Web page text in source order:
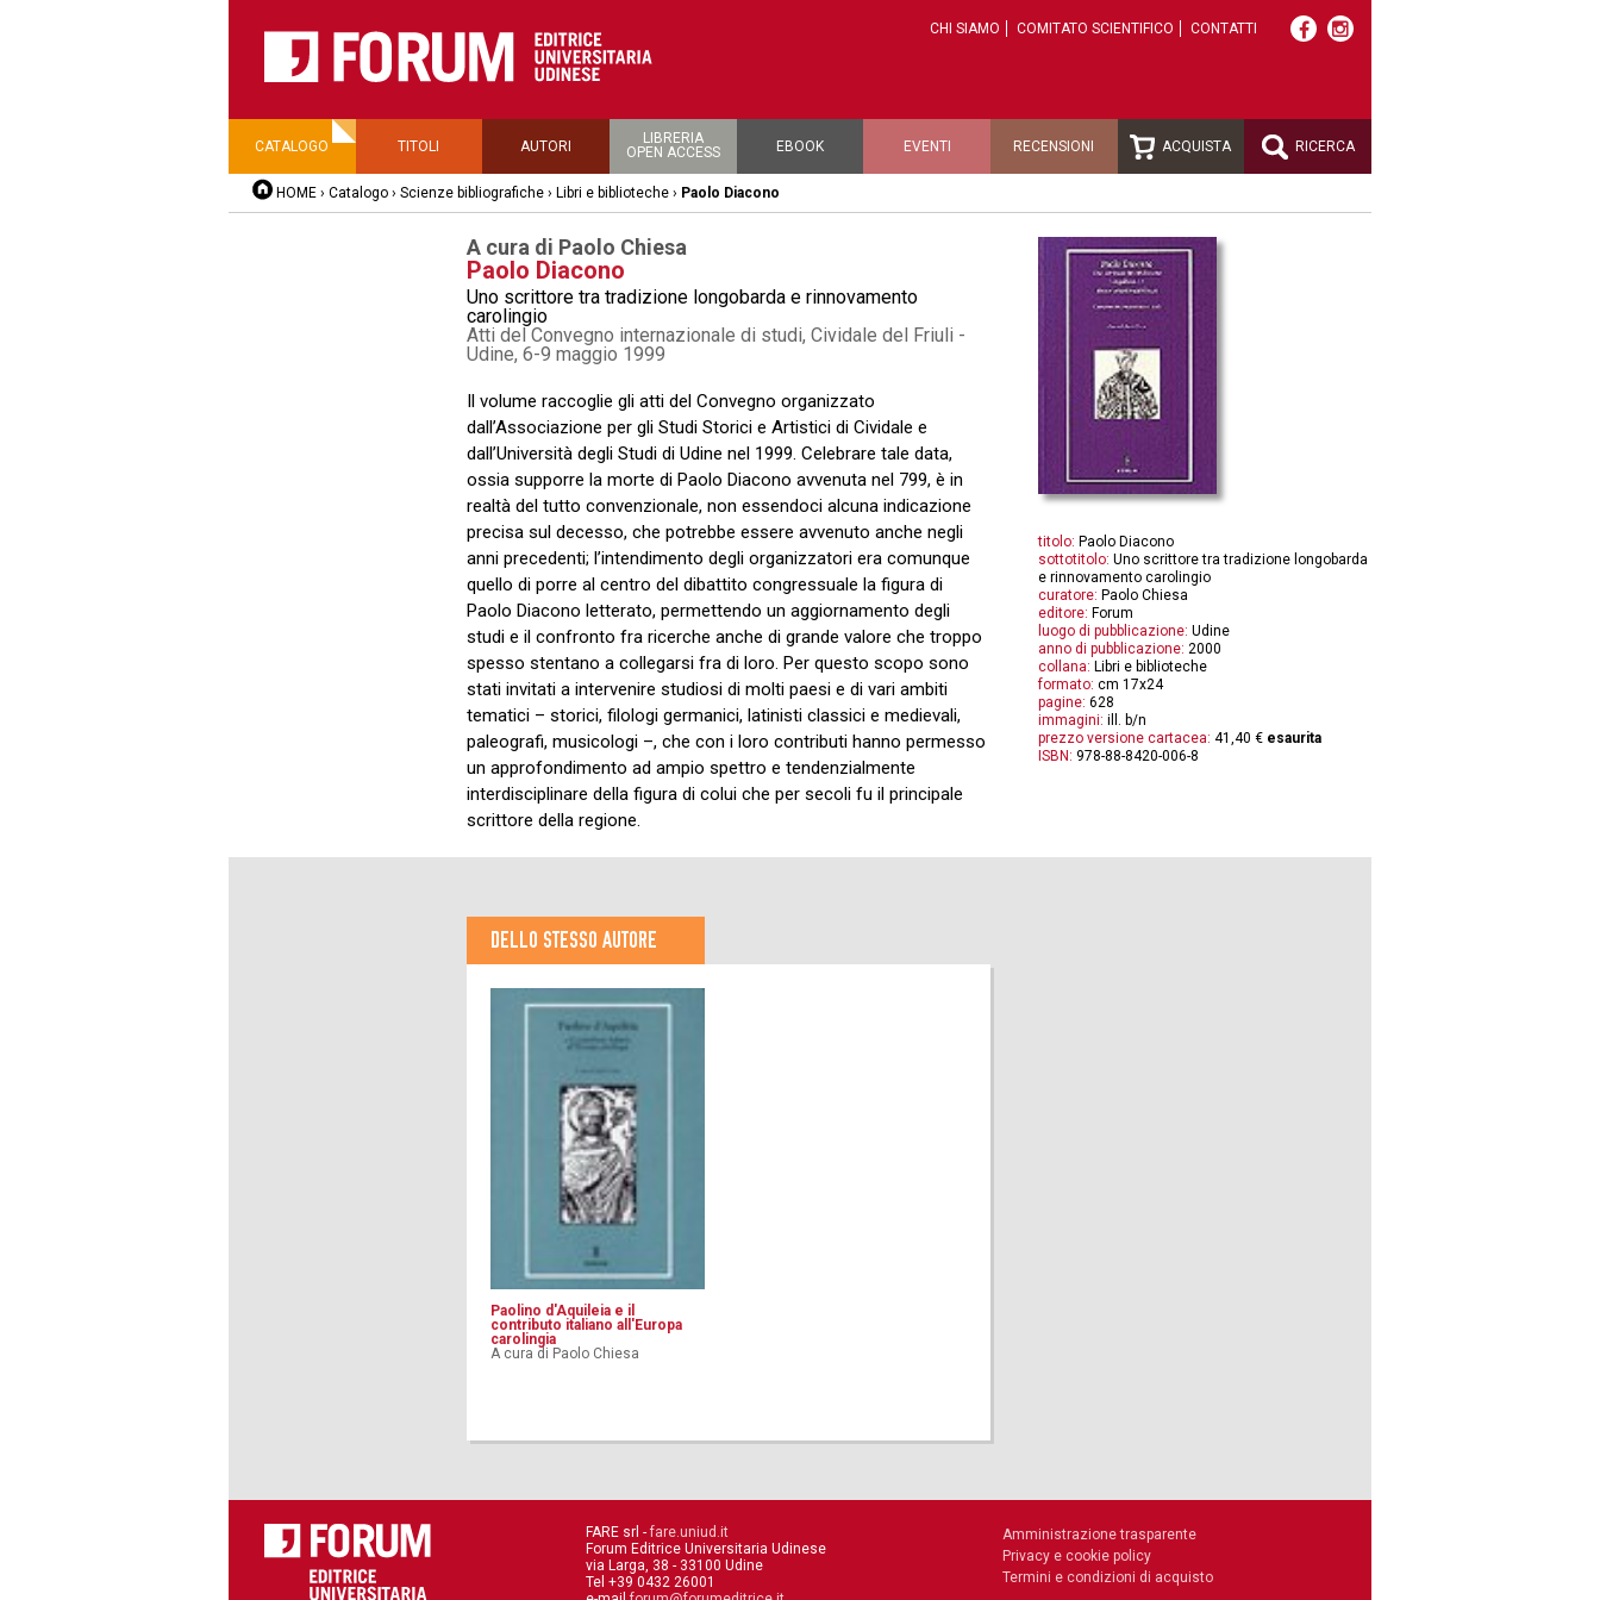
CHI SIAMO COMITATO SCIENTIFICO CONTATTI
CATALOGO TITOLI AUTORI
LIBRERIA
OPEN ACCESS
EBOOK EVENTI RECENSIONI ACQUISTA RICERCA
HOME › Catalogo › Scienze bibliografiche › Libri e biblioteche › Paolo Diacono
A cura di Paolo Chiesa
Paolo Diacono
Uno scrittore tra tradizione longobarda e rinnovamento
carolingio
Atti del Convegno internazionale di studi, Cividale del Friuli -
Udine, 6-9 maggio 1999
Il volume raccoglie gli atti del Convegno organizzato
dall’Associazione per gli Studi Storici e Artistici di Cividale e
dall’Università degli Studi di Udine nel 1999. Celebrare tale data,
ossia supporre la morte di Paolo Diacono avvenuta nel 799, è in
realtà del tutto convenzionale, non essendoci alcuna indicazione
precisa sul decesso, che potrebbe essere avvenuto anche negli
anni precedenti; l’intendimento degli organizzatori era comunque
quello di porre al centro del dibattito congressuale la figura di
Paolo Diacono letterato, permettendo un aggiornamento degli
studi e il confronto fra ricerche anche di grande valore che troppo
spesso stentano a collegarsi fra di loro. Per questo scopo sono
stati invitati a intervenire studiosi di molti paesi e di vari ambiti
tematici – storici, filologi germanici, latinisti classici e medievali,
paleografi, musicologi –, che con i loro contributi hanno permesso
un approfondimento ad ampio spettro e tendenzialmente
interdisciplinare della figura di colui che per secoli fu il principale
scrittore della regione.
titolo: Paolo Diacono
sottotitolo: Uno scrittore tra tradizione longobarda
e rinnovamento carolingio
curatore: Paolo Chiesa
editore: Forum
luogo di pubblicazione: Udine
anno di pubblicazione: 2000
collana: Libri e biblioteche
formato: cm 17x24
pagine: 628
immagini: ill. b/n
prezzo versione cartacea: 41,40 € esaurita
ISBN: 978-88-8420-006-8
DELLO STESSO AUTORE
Paolino d'Aquileia e il
contributo italiano all'Europa
carolingia
A cura di Paolo Chiesa
FARE srl - fare.uniud.it
Forum Editrice Universitaria Udinese
via Larga, 38 - 33100 Udine
Tel +39 0432 26001
Amministrazione trasparente
Privacy e cookie policy
Termini e condizioni di acquisto